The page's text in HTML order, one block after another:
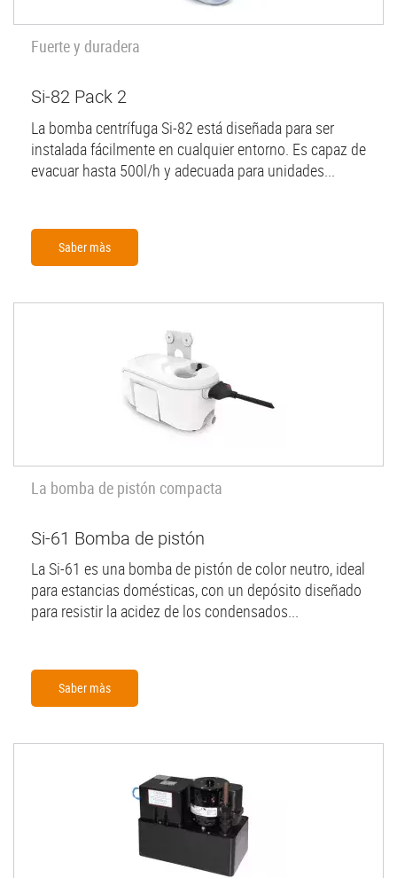
Fuerte y duradera
Si-82 Pack 2
La bomba centrífuga Si-82 está diseñada para ser
instalada fácilmente en cualquier entorno. Es capaz de
evacuar hasta 500l/h y adecuada para unidades...
Saber màs
La bomba de pistón compacta
Si-61 Bomba de pistón
La Si-61 es una bomba de pistón de color neutro, ideal
para estancias domésticas, con un depósito diseñado
para resistir la acidez de los condensados...
Saber màs